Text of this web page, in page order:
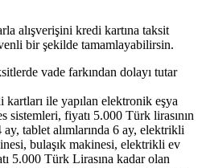
alışverişini kredi kartına taksit
bir şekilde tamamlayabilirsin.
vade farkından dolayı tutar
kartları ile yapılan elektronik eşya
sistemleri, fiyatı 5.000 Türk lirasının
tablet alımlarında 6 ay, elektrikli
bulaşık makinesi, elektrikli ev
5.000 Türk Lirasına kadar olan